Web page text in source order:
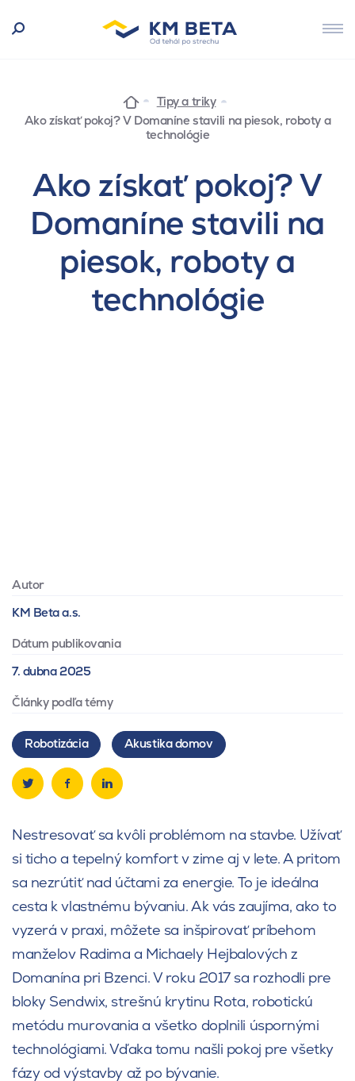
Tipy a triky
Ako získať pokoj? V Domaníne stavili na piesok, roboty a
technológie
Ako získať pokoj? V
Domaníne stavili na
piesok, roboty a
technológie
Autor
KM Beta a.s.
Dátum publikovania
7. dubna 2025
Články podľa témy
Robotizácia Akustika domov
Nestresovať sa kvôli problémom na stavbe. Užívať
si ticho a tepelný komfort v zime aj v lete. A pritom
sa nezrútiť nad účtami za energie. To je ideálna
cesta k vlastnému bývaniu. Ak vás zaujíma, ako to
vyzerá v praxi, môžete sa inšpirovať príbehom
manželov Radima a Michaely Hejbalových z
Domanína pri Bzenci. V roku 2017 sa rozhodli pre
bloky Sendwix, strešnú krytinu Rota, robotickú
metódu murovania a všetko doplnili úspornými
technológiami. Vďaka tomu našli pokoj pre všetky
fázy od výstavby až po bývanie.